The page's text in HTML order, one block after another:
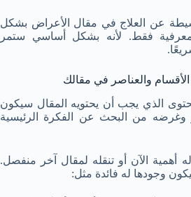
عن العلاج في مقال الأعراض بشكل
فقط. لأنه بشكل أساسي ستمر
الذي يجب أن يحتويه المقال سيكون
وغرضه من البحث عن الفكرة الرئيسية
الآن أو تنقله لمقال آخر منفصل.
وجودها له فائدة مثل: